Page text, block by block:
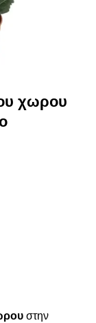
χωρου
στην